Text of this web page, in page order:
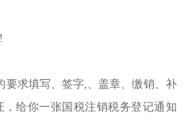
要求填写、签字,、盖章、缴销、补
给你一张国税注销税务登记通知